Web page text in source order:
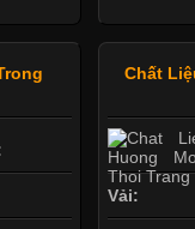
Chất
Vải: